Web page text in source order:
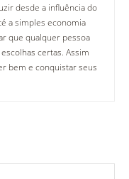
desde a influência do
a simples economia
que qualquer pessoa
certas. Assim
bem e conquistar seus